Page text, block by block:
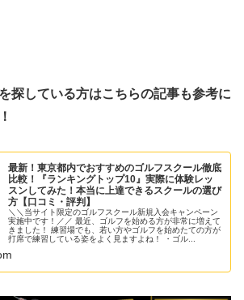
探している方はこちらの記事も参考に
最新！東京都内でおすすめのゴルフスクール徹底
比較！『ランキングトップ10』実際に体験レッ
スンしてみた！本当に上達できるスクールの選び
方【口コミ・評判】
＼＼当サイト限定のゴルフスクール新規入会キャンペーン
実施中です！／／ 最近、ゴルフを始める方が非常に増えて
きました！ 練習場でも、若い方やゴルフを始めたての方が
打席で練習している姿をよく見ますよね！ ・ゴル...